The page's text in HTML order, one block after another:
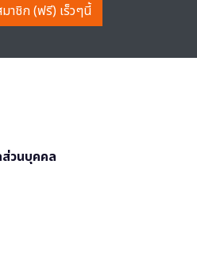
าชิก (ฟรี) เร็วๆนี้
วนบุคคล